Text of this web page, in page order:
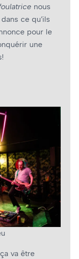
nous
ce qu’ils
pour le
une
va être